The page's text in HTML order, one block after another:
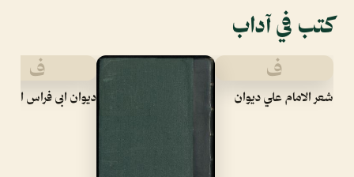
كتب في آداب
ف
شعر الامام علي ديوان
ف
ديوان ابى فراس